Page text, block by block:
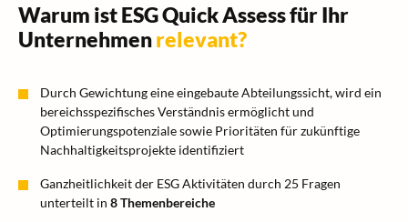
Warum ist ESG Quick Assess für Ihr
Unternehmenrelevant?
Durch Gewichtung eine eingebaute Abteilungssicht, wird ein
bereichsspezifisches Verständnis ermöglicht und
Optimierungspotenziale sowie Prioritäten für zukünftige
Nachhaltigkeitsprojekte identifiziert
Ganzheitlichkeit der ESG Aktivitäten durch 25 Fragen
unterteilt in 8 Themenbereiche